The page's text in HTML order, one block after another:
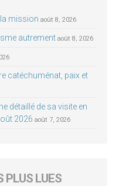
mission août 8, 2026
autrement août 8, 2026
catéchuménat, paix et
détaillé de sa visite en
2026 août 7, 2026
PLUS LUES